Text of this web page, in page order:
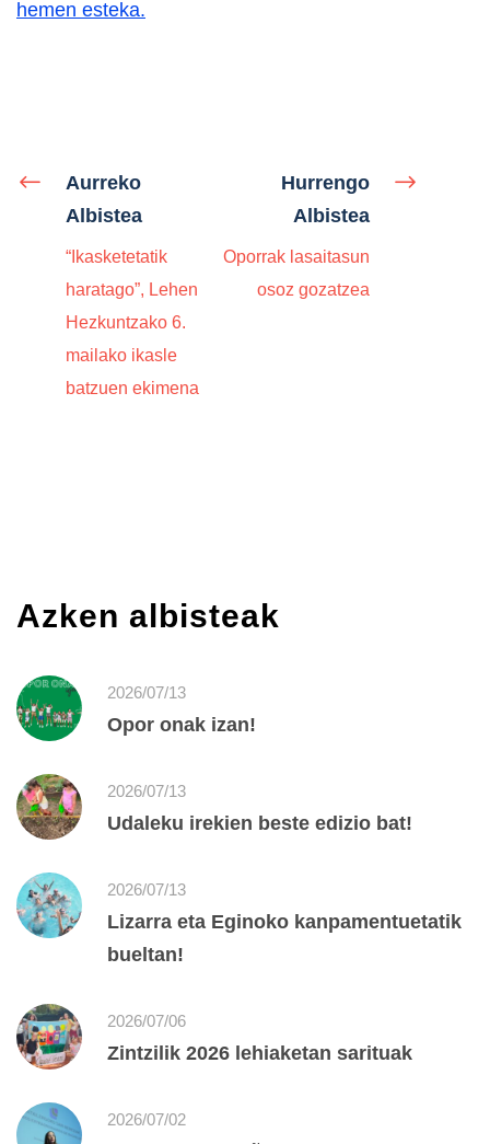
hemen esteka.
Aurreko
Albistea
“Ikasketetatik
haratago”, Lehen
Hezkuntzako 6.
mailako ikasle
batzuen ekimena
Hurrengo
Albistea
Oporrak lasaitasun
osoz gozatzea
Azken albisteak
2026/07/13
Opor onak izan!
2026/07/13
Udaleku irekien beste edizio bat!
2026/07/13
Lizarra eta Eginoko kanpamentuetatik
bueltan!
2026/07/06
Zintzilik 2026 lehiaketan sarituak
2026/07/02